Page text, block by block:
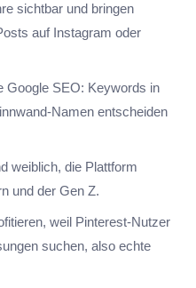
sichtbar und bringen
auf Instagram oder
Google SEO: Keywords in
Namen entscheiden
weiblich, die Plattform
und der Gen Z.
weil Pinterest-Nutzer
suchen, also echte